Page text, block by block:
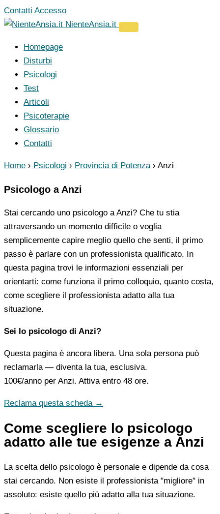
Vai
al
Contatti Accesso
NienteAnsia.it
Homepage
Disturbi
Psicologi
Test
Articoli
Psicoterapie
Glossario
Contatti
Home › Psicologi › Provincia di Potenza › Anzi
Psicologo a Anzi
Stai cercando uno psicologo a Anzi? Che tu stia
attraversando un momento difficile o voglia
semplicemente capire meglio quello che senti, il primo
passo è parlare con un professionista qualificato. In
questa pagina trovi le informazioni essenziali per
orientarti: come funziona il primo colloquio, quanto costa,
come scegliere il professionista adatto alla tua
situazione.
Sei lo psicologo di Anzi?
Questa pagina è ancora libera. Una sola persona può
reclamarla — diventa la tua, esclusiva.
100€/anno per Anzi. Attiva entro 48 ore.
Reclama questa scheda →
Come scegliere lo psicologo
adatto alle tue esigenze a Anzi
La scelta dello psicologo è personale e dipende da cosa
stai cercando. Non esiste il professionista "migliore" in
assoluto: esiste quello più adatto alla tua situazione.